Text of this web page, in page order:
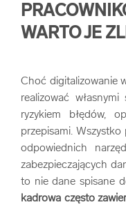
WARTO JE
Choć digitalizowanie
realizować
ryzykiem błędów,
przepisami.
odpowiednich
zabezpieczających
to nie dane spisane
kadrowa często